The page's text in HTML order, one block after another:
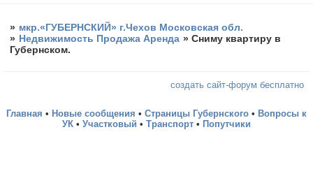
» мкр.«ГУБЕРНСКИЙ» г.Чехов Московская обл.
» Недвижимость Продажа Аренда »Сниму квартиру в
Губернском.
создать сайт-форум бесплатно
Главная • Новые сообщения • Страницы Губернского • Вопросы к
УК • Участковый • Транспорт • Попутчики